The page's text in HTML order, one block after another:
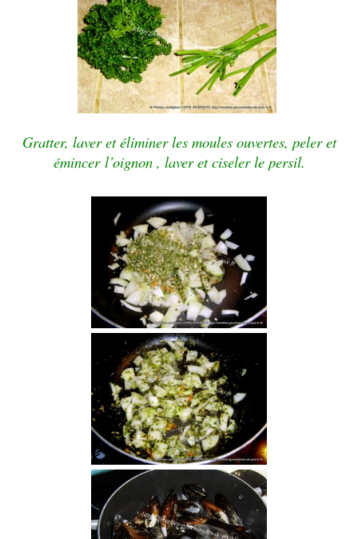
Gratter, laver et éliminer les moules ouvertes, peler et
émincer l’oignon , laver et ciseler le persil.